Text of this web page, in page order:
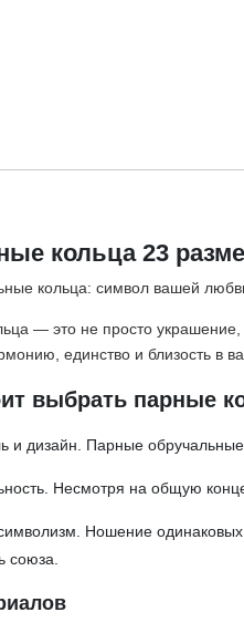
кольца 23
кольца: символ вашей
— это не просто
единство и близость
выбрать парные
и дизайн. Парные
Несмотря на общую
Ношение
союза.